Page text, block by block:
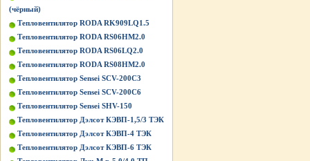
(чёрный)
Тепловентилятор RODA RK909LQ1.5
Тепловентилятор RODA RS06HM2.0
Тепловентилятор RODA RS06LQ2.0
Тепловентилятор RODA RS08HM2.0
Тепловентилятор Sensei SCV-200C3
Тепловентилятор Sensei SCV-200C6
Тепловентилятор Sensei SHV-150
Тепловентилятор Дэлсот КЭВП-1,5/3 ТЭК
Тепловентилятор Дэлсот КЭВП-4 ТЭК
Тепловентилятор Дэлсот КЭВП-6 ТЭК